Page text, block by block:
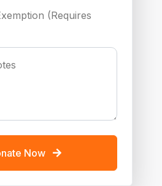
(Requires
Now